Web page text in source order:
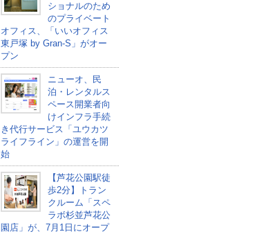
ショナルのため
のプライベート
オフィス、「いいオフィス
東戸塚 by Gran-S」がオー
プン
ニューオ、民
泊・レンタルス
ペース開業者向
けインフラ手続
き代行サービス「ユウカツ
ライフライン」の運営を開
始
【芦花公園駅徒
歩2分】トラン
クルーム「スペ
ラボ杉並芦花公
園店」が、7月1日にオープ